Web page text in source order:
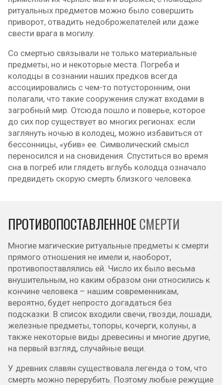
ритуальных предметов можно было совершить
приворот, отвадить недоброжелателей или даже
свести врага в могилу.
Со смертью связывали не только материальные
предметы, но и некоторые места. Погреба и
колодцы в сознании наших предков всегда
ассоциировались с чем-то потусторонним, они
полагали, что такие сооружения служат входами в
загробный мир. Отсюда пошло и поверье, которое
до сих пор существует во многих регионах: если
заглянуть ночью в колодец, можно избавиться от
бессонницы, «убив» ее. Символический смысл
переносился и на сновидения. Спуститься во время
сна в погреб или глядеть вглубь колодца означало
предвидеть скорую смерть близкого человека.
ПРОТИВОПОСТАВЛЕННОЕ СМЕРТИ
Многие магические ритуальные предметы к смерти
прямого отношения не имели и, наоборот,
противопоставлялись ей. Число их было весьма
внушительным, но каким образом они относились к
кончине человека – нашим современникам,
вероятно, будет непросто догадаться без
подсказки. В список входили свечи, гвозди, лошади,
железные предметы, топоры, кочерги, колуны, а
также некоторые виды древесины и многие другие,
на первый взгляд, случайные вещи.
У древних славян существовала легенда о том, что
смерть можно перерубить. Поэтому любые режущие